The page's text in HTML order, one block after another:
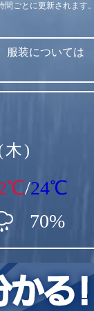
間ごとに更新されます。
服装については
木)
/24℃
70%